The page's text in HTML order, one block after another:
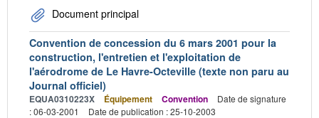
Document principal
Convention de concession du 6 mars 2001 pour la
construction, l'entretien et l'exploitation de
l'aérodrome de Le Havre-Octeville (texte non paru au
Journal officiel)
EQUA0310223X Équipement Convention
Date de signature
: 06-03-2001
Date de publication : 25-10-2003